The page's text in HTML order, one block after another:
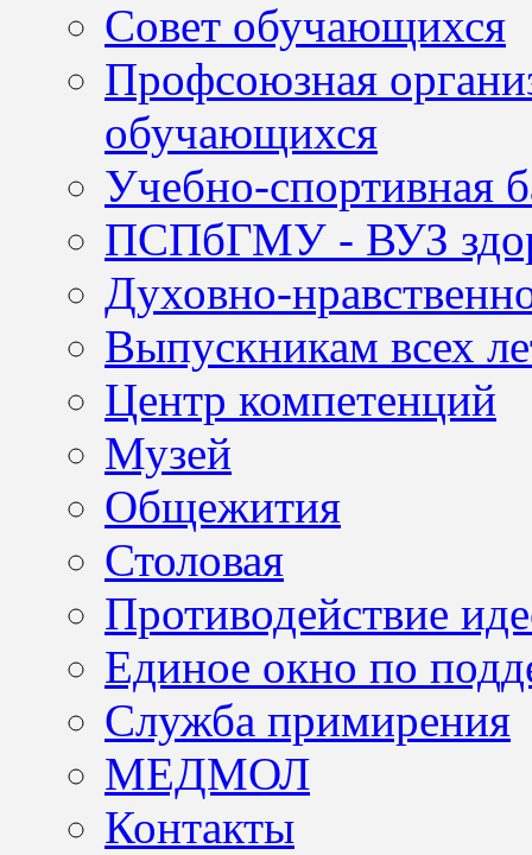
Совет обучающихся
Профсоюзная
обучающихся
Учебно-спортивная
ПСПбГМУ - ВУЗ
Духовно-
Выпускникам всех
Центр компетенций
Музей
Общежития
Столовая
Противодействие
Единое окно по
Служба примирения
МЕДМОЛ
Контакты